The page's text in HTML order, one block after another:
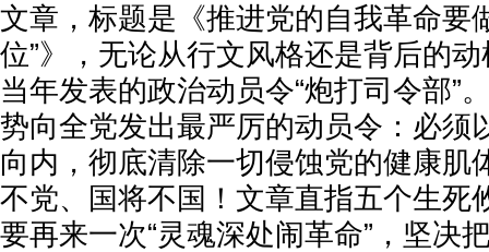
文章，标题是《推进党的自我革命要
位”》，无论从行文风格还是背后的
当年发表的政治动员令“炮打司令部”
势向全党发出最严厉的动员令：必须
向内，彻底清除一切侵蚀党的健康肌
不党、国将不国！文章直指五个生死
要再来一次“灵魂深处闹革命”，坚决